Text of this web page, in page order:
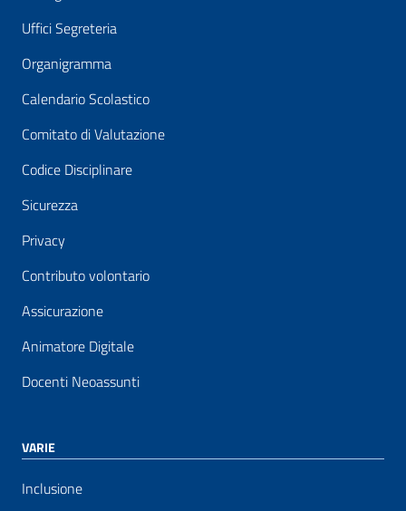
Uffici Segreteria
Organigramma
Calendario Scolastico
Comitato di Valutazione
Codice Disciplinare
Sicurezza
Privacy
Contributo volontario
Assicurazione
Animatore Digitale
Docenti Neoassunti
VARIE
Inclusione